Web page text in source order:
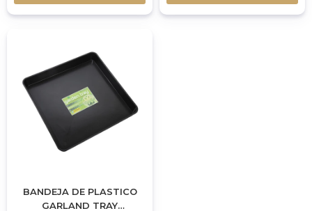
BANDEJA DE PLASTICO
GARLAND TRAY